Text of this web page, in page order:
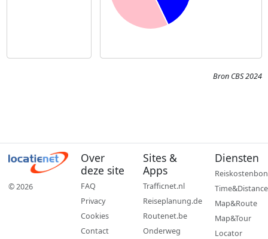
Bron CBS 2024
© 2026
Over
deze site
FAQ
Privacy
Cookies
Contact
Sites &
Apps
Trafficnet.nl
Reiseplanung.de
Routenet.be
Onderweg
Diensten
Reiskostenbon
Time&Distance
Map&Route
Map&Tour
Locator